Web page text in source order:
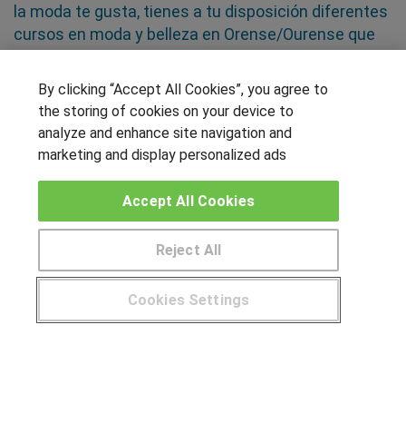
la moda te gusta, tienes a tu disposición diferentes
cursos en moda y belleza en Orense/Ourense que
te permitirán prepararte a fondo
SÍGUENOS EN LAS REDES
Muro de los idiomas
Hablemos de empleo
Locos por las becas
CENTROS DE FORMACIÓN¿Tienes alguna duda? 900 264 357
By clicking “Accept All Cookies”, you agree to
the storing of cookies on your device to
analyze and enhance site navigation and
marketing and display personalized ads
Cookies Settings
Reject All
Accept All Cookies